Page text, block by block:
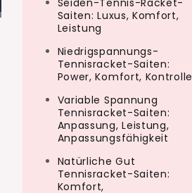
Seiden-Tennis-Racket-
Saiten: Luxus, Komfort,
Leistung
Niedrigspannungs-
Tennisracket-Saiten:
Power, Komfort, Kontrolle
Variable Spannung
Tennisracket-Saiten:
Anpassung, Leistung,
Anpassungsfähigkeit
Natürliche Gut
Tennisracket-Saiten:
Komfort,